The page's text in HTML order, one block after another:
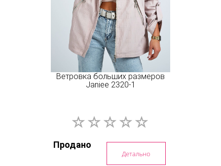
Ветровка больших размеров
Janiee 2320-1
Продано
Детально